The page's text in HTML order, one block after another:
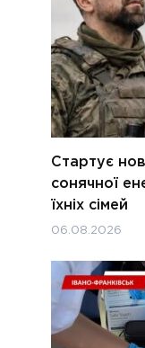
Стартує
сонячної
їхніх сімей
06.08.2026